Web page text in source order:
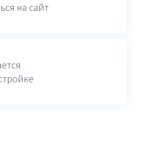
на сайт